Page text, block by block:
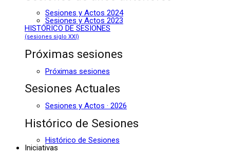
Sesiones y Actos 2024
Sesiones y Actos 2023
HISTÓRICO DE SESIONES
(sesiones siglo XXI)
Próximas sesiones
Próximas sesiones
Sesiones Actuales
Sesiones y Actos · 2026
Histórico de Sesiones
Histórico de Sesiones
Iniciativas